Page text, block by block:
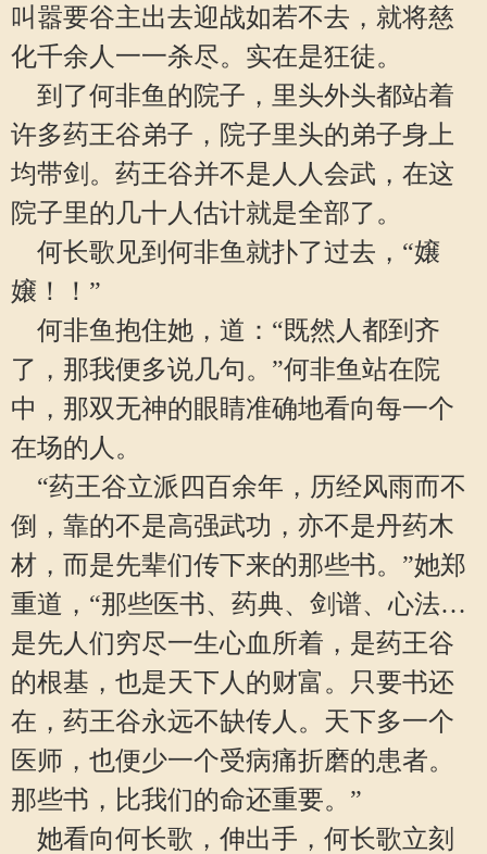
叫嚣要谷主出去迎战如若不去，就将慈
化千余人一一杀尽。实在是狂徒。
到了何非鱼的院子，里头外头都站着
许多药王谷弟子，院子里头的弟子身上
均带剑。药王谷并不是人人会武，在这
院子里的几十人估计就是全部了。
何长歌见到何非鱼就扑了过去，“嬢
嬢！！”
何非鱼抱住她，道：“既然人都到齐
了，那我便多说几句。”何非鱼站在院
中，那双无神的眼睛准确地看向每一个
在场的人。
“药王谷立派四百余年，历经风雨而不
倒，靠的不是高强武功，亦不是丹药木
材，而是先辈们传下来的那些书。”她郑
重道，“那些医书、药典、剑谱、心法…
是先人们穷尽一生心血所着，是药王谷
的根基，也是天下人的财富。只要书还
在，药王谷永远不缺传人。天下多一个
医师，也便少一个受病痛折磨的患者。
那些书，比我们的命还重要。”
她看向何长歌，伸出手，何长歌立刻